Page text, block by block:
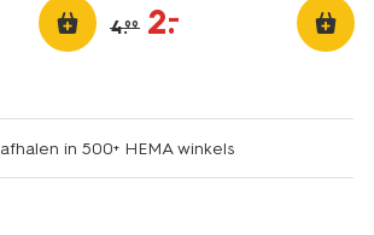
4.99 2.
–
afhalen in 500+ HEMA winkels